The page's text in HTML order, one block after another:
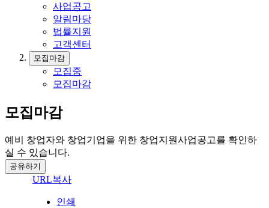
사업공고
알림마당
법률지원
고객센터
모집마감
모집중
모집마감
모집마감
예비 창업자와 창업기업을 위한 창업지원사업공고를 확인하
실 수 있습니다.
공유하기
URL복사
인쇄